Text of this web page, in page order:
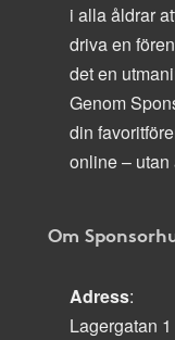
i alla åldrar
driva en
det en
Genom
din
online – utan
Om
Adress:
Lagergatan